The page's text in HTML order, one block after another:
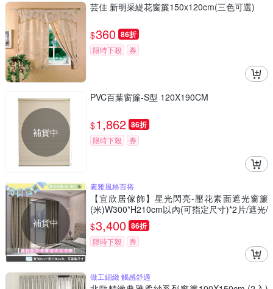
芸佳 新明采緹花窗簾150x120cm(三色可選)
$360 86折
限時下殺 券
補貨中
PVC百葉窗簾-S型 120X190CM
$1,862 86折
限時下殺 券
補貨中
素雅風格百搭
【宜欣居傢飾】星光閃亮-壓花素面遮光窗簾
(米)W300*H210cm以內(可指定尺寸)*2片/遮光/
摺景/落地/窗簾/台灣製MIT
$3,400 86折
限時下殺 券
做工細緻 觸感舒適